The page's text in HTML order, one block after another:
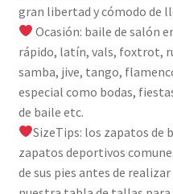
gran libertad y cómodo de
Ocasión: baile de salón
rápido, latín, vals, foxtrot,
samba, jive, tango,
especial como bodas,
de baile etc.
SizeTips: los zapatos de
zapatos deportivos
de sus pies antes de